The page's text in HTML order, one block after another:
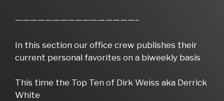
————————————————–
In this section our office crew publishes their
current personal favorites on a biweekly basis
This time the Top Ten of Dirk Weiss aka Derrick
White